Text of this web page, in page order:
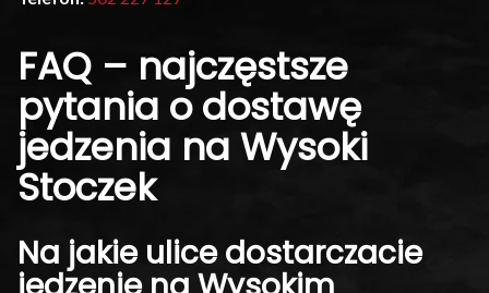
FAQ – najczęstsze
pytania o dostawę
jedzenia na Wysoki
Stoczek
Na jakie ulice dostarczacie